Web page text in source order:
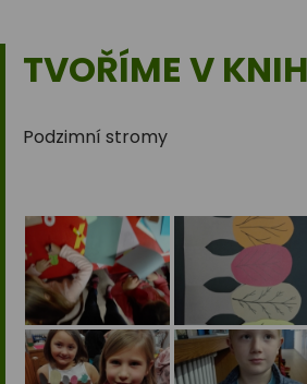
TVOŘÍME V
Podzimní stromy